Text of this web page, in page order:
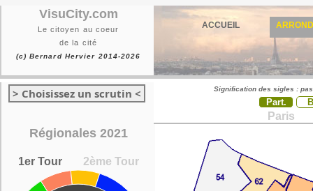
VisuCity.com
Le citoyen au coeur
de la cité
(c) Bernard Hervier 2014-2026
ACCUEIL
> Choisissez un scrutin <
Régionales 2021
1er Tour 2ème Tour
Signification des sigles :
Part.
Paris